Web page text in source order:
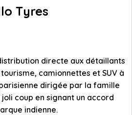
Tyres
directe aux détaillants
camionnettes et SUV à
dirigée par la famille
coup en signant un accord
indienne.